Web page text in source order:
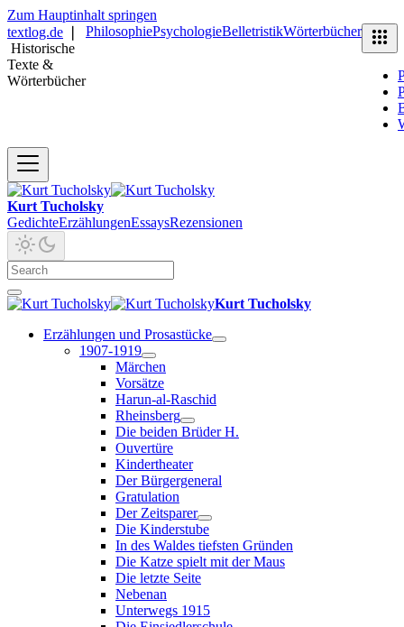
Zum Hauptinhalt springen
textlog.de
Historische
Texte &
Wörterbücher
PhilosophiePsychologieBelletristikWörterbücher
Kurt Tucholsky
GedichteErzählungenEssaysRezensionen
Kurt Tucholsky
Erzählungen und Prosastücke
1907-1919
Märchen
Vorsätze
Harun-al-Raschid
Rheinsberg
Die beiden Brüder H.
Ouvertüre
Kindertheater
Der Bürgergeneral
Gratulation
Der Zeitsparer
Die Kinderstube
In des Waldes tiefsten Gründen
Die Katze spielt mit der Maus
Die letzte Seite
Nebenan
Unterwegs 1915